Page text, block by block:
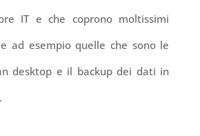
IT e che coprono moltissimi
ad esempio quelle che sono le
desktop e il backup dei dati in